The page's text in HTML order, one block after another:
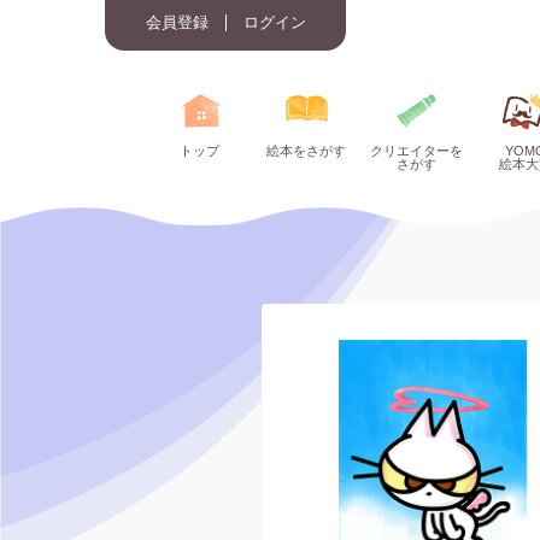
会員登録 ログイン
トップ 絵本をさがす
クリエイターを
さがす
絵本